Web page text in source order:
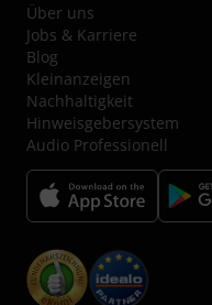
Über uns
Jobs & Karriere
Blog
Kleinanzeigen
Nachhaltigkeit
Hinweisgebersystem
Audio Professionell